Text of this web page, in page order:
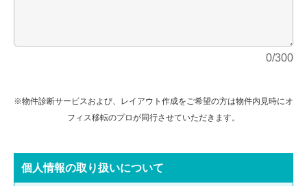
0/300
※物件診断サービスおよび、レイアウト作成をご希望の方は物件内見時にオ
フィス移転のプロが同行させていただきます。
個⼈情報の取り扱いについて